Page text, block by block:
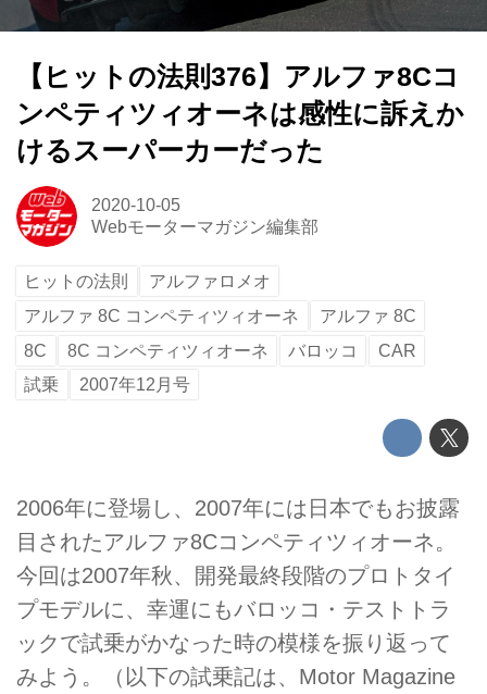
【ヒットの法則376】アルファ8Cコ
ンペティツィオーネは感性に訴えか
けるスーパーカーだった
2020-10-05
Webモーターマガジン編集部
ヒットの法則
アルファロメオ
アルファ 8C コンペティツィオーネ
アルファ 8C
8C
8C コンペティツィオーネ バロッコ
CAR
試乗
2007年12月号
2006年に登場し、2007年には日本でもお披露
目されたアルファ8Cコンペティツィオーネ。
今回は2007年秋、開発最終段階のプロトタイ
プモデルに、幸運にもバロッコ・テストトラ
ックで試乗がかなった時の模様を振り返って
みよう。（以下の試乗記は、Motor Magazine